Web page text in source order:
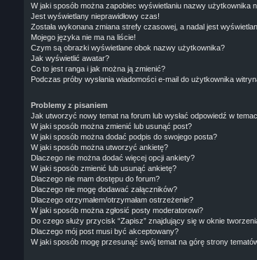
W jaki sposób można zapobiec wyświetlaniu nazwy użytkownika
Jest wyświetlany nieprawidłowy czas!
Została wykonana zmiana strefy czasowej, a nadal jest
Mojego języka nie ma na liście!
Czym są obrazki wyświetlane obok nazwy użytkownika?
Jak wyświetlić awatar?
Co to jest ranga i jak można ją zmienić?
Podczas próby wysłania wiadomości e-mail do użytkownika
Problemy z pisaniem
Jak utworzyć nowy temat na forum lub wysłać odpowiedź w
W jaki sposób można zmienić lub usunąć post?
W jaki sposób można dodać podpis do swojego posta?
W jaki sposób można utworzyć ankietę?
Dlaczego nie można dodać więcej opcji ankiety?
W jaki sposób zmienić lub usunąć ankietę?
Dlaczego nie mam dostępu do forum?
Dlaczego nie mogę dodawać załączników?
Dlaczego otrzymałem/otrzymałam ostrzeżenie?
W jaki sposób można zgłosić posty moderatorowi?
Do czego służy przycisk “Zapisz” znajdujący się w oknie
Dlaczego mój post musi być akceptowany?
W jaki sposób mogę przesunąć swój temat na górę strony